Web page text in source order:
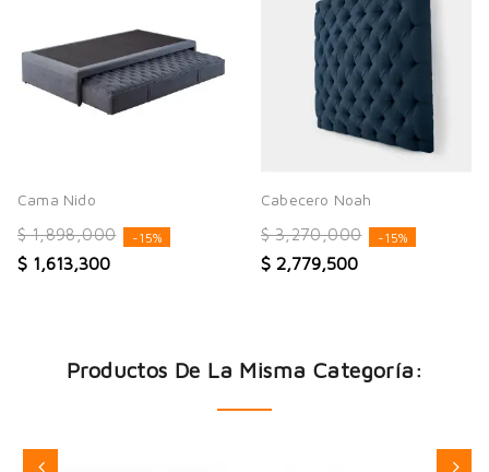
Cama Nido
$ 1,898,000
-15%
$ 1,613,300
Cabecero Noah
$ 3,270,000
-15%
$ 2,779,500
Productos De La Misma Categoría: